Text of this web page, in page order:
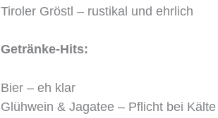
Tiroler Gröstl – rustikal und ehrlich
Getränke-Hits:
Bier – eh klar
Glühwein & Jagatee – Pflicht bei Kälte